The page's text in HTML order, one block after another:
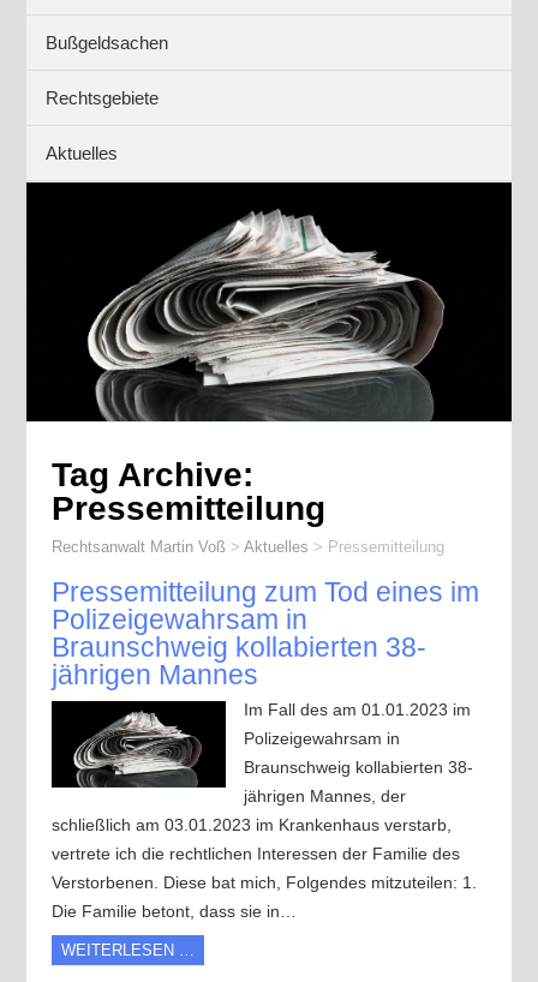
Bußgeldsachen
Rechtsgebiete
Aktuelles
Tag Archive:
Pressemitteilung
Rechtsanwalt Martin Voß> Aktuelles > Pressemitteilung
Pressemitteilung zum Tod eines im
Polizeigewahrsam in
Braunschweig kollabierten 38-
jährigen Mannes
Im Fall des am 01.01.2023 im
Polizeigewahrsam in
Braunschweig kollabierten 38-
jährigen Mannes, der
schließlich am 03.01.2023 im Krankenhaus verstarb,
vertrete ich die rechtlichen Interessen der Familie des
Verstorbenen. Diese bat mich, Folgendes mitzuteilen: 1.
Die Familie betont, dass sie in…
WEITERLESEN …